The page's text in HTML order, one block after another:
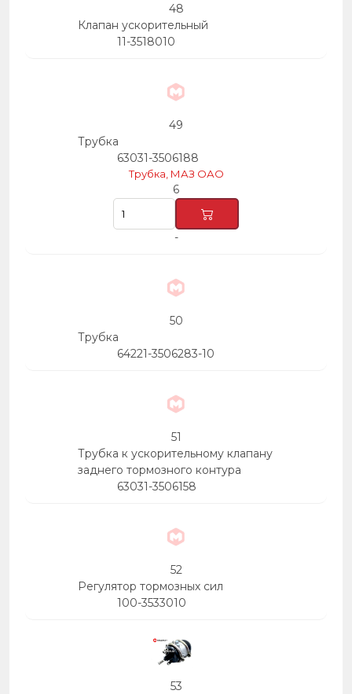
48
Клапан ускорительный
11-3518010
49
Трубка
63031-3506188
Трубка, МАЗ ОАО
6
-
50
Трубка
64221-3506283-10
51
Трубка к ускорительному клапану
заднего тормозного контура
63031-3506158
52
Регулятор тормозных сил
100-3533010
53